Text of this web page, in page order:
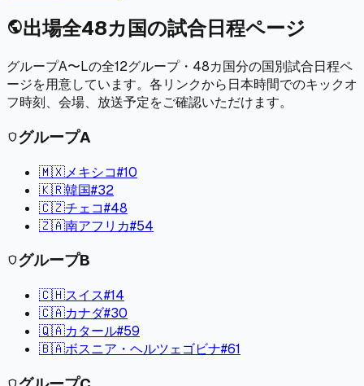
public出場全48カ国の試合日程ページ
グループA〜Lの全12グループ・48カ国分の国別試合日程ペ
ージを用意しています。各リンクから日本時間でのキックオ
フ時刻、会場、放送予定をご確認いただけます。
shieldグループA
🇲🇽メキシコ#10
🇰🇷韓国#32
🇨🇿チェコ#48
🇿🇦南アフリカ#54
shieldグループB
🇨🇭スイス#14
🇨🇦カナダ#30
🇶🇦カタール#59
🇧🇦ボスニア・ヘルツェゴビナ#61
shield